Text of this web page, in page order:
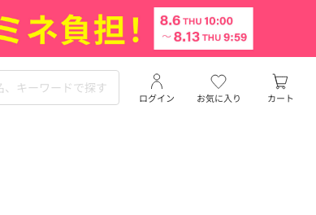
お気に入り
ログイン カート